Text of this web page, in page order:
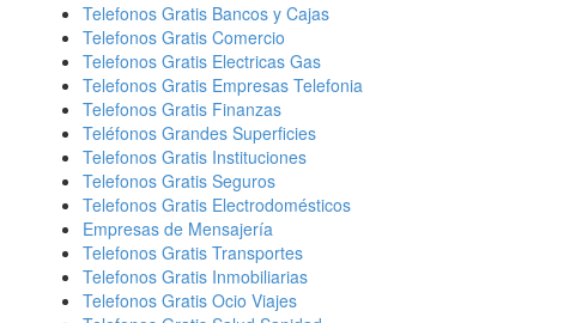
Telefonos Gratis Bancos y Cajas
Telefonos Gratis Comercio
Telefonos Gratis Electricas Gas
Telefonos Gratis Empresas Telefonia
Telefonos Gratis Finanzas
Teléfonos Grandes Superficies
Telefonos Gratis Instituciones
Telefonos Gratis Seguros
Telefonos Gratis Electrodomésticos
Empresas de Mensajería
Telefonos Gratis Transportes
Telefonos Gratis Inmobiliarias
Telefonos Gratis Ocio Viajes